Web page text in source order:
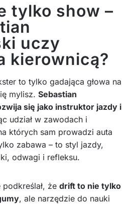
tylko show –
uczy
kierownicą?
to tylko gadająca głowa na
mylisz. Sebastian
się jako instruktor jazdy i
udział w zawodach i
których sam prowadzi auta
zabawa – to styl jazdy,
odwagi i refleksu.
że drift to nie tylko
, ale narzędzie do nauki